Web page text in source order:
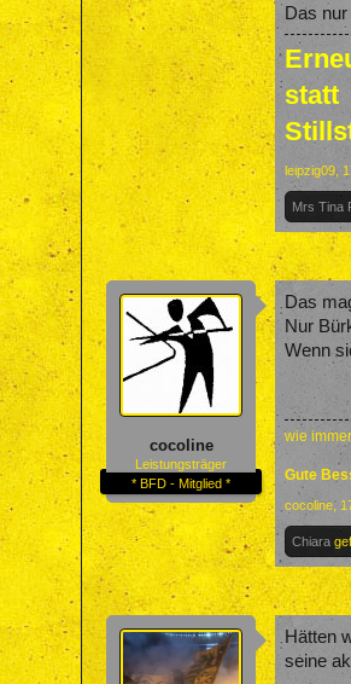
Das
statt
leipzig09
Mrs Tina
cocoline
Leistungsträger
* BFD - Mitglied *
Das
Nur
Wenn
wie
Gute
cocoline,
Chiara
Hätten
seine